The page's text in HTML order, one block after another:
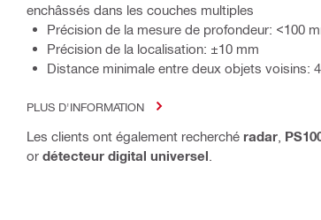
enchâssés dans les couches multiples
Précision de la mesure de profondeur: <100
Précision de la localisation: ±10 mm
Distance minimale entre deux objets voisins:
PLUS D'INFORMATION
Les clients ont également recherché radar
or détecteur digital universel